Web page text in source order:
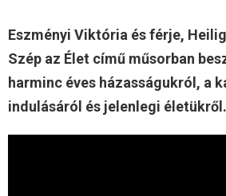
Eszményi Viktória és férje,
Szép az Élet című műsorban
harminc éves házasságukról, a
indulásáról és jelenlegi életükről.